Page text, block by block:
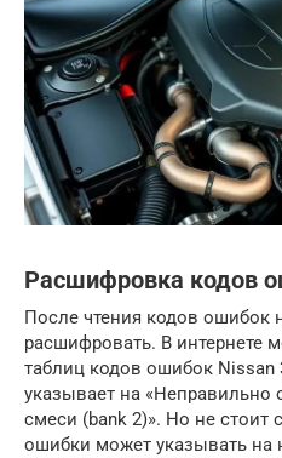
Расшифровка кодов
После чтения кодов ошибок
расшифровать. В интернете
таблиц кодов ошибок Nissan
указывает на «Неправильно
смеси (bank 2)». Но не стоит
ошибки может указывать